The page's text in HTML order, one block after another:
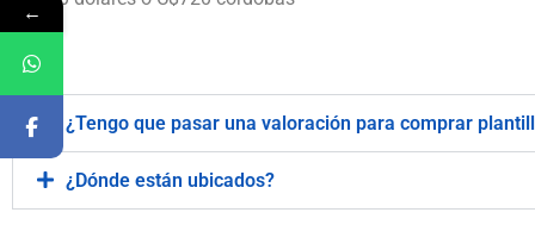
¿Tengo que pasar una valoración para comprar
¿Dónde están ubicados?
←